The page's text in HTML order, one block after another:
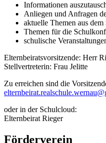
Informationen
Anliegen und Anfragen
aktuelle Themen aus
Themen für die
schulische
Elternbeiratsvorsitzende: Herr
Stellvertreterin: Frau Jelitte
Zu erreichen sind die
oder in der Schulcloud:
Elternbeirat Rieger
Förderverein